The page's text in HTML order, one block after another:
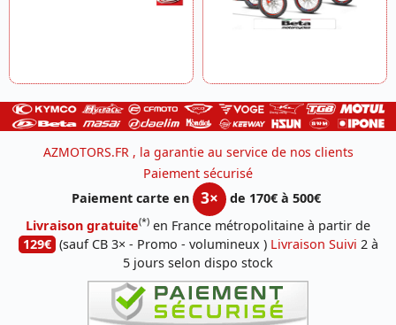
AZMOTORS.FR , la garantie au service de nos clients
Paiement sécurisé
Paiement carte en
3×
de 170€ à 500€
Livraison gratuite(*) en France métropolitaine à partir de
129€ (sauf CB 3× - Promo - volumineux ) Livraison Suivi 2 à
5 jours selon dispo stock